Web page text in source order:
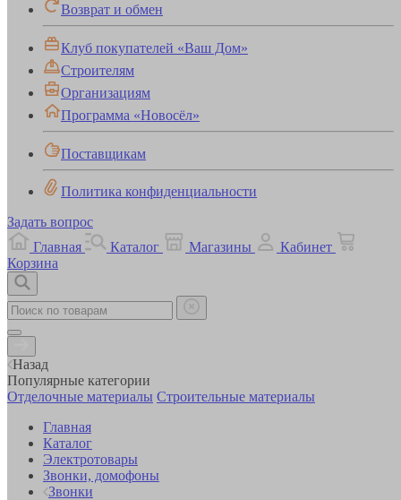
Возврат и обмен
Клуб покупателей «Ваш Дом»
Строителям
Организациям
Программа «Новосёл»
Поставщикам
Политика конфиденциальности
Задать вопрос
Главная
Каталог Магазины
Кабинет
Корзина
Назад
Популярные категории
Отделочные материалы Строительные материалы
Главная
Каталог
Электротовары
Звонки, домофоны
Звонки